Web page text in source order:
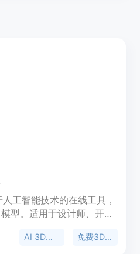
工智能技术的在线工具，
型。适用于设计师、开发
型，并以FBX、GLB或
AI 3D模型生成 免费3D模型